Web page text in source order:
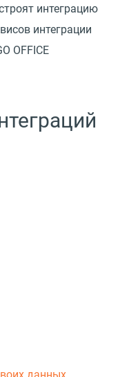
интеграцию
интеграции
OFFICE